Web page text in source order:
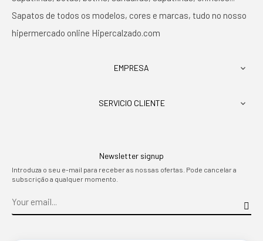
Sapatos de todos os modelos, cores e marcas, tudo no nosso
hipermercado online Hipercalzado.com
EMPRESA 
SERVICIO CLIENTE 
Newsletter signup
Introduza o seu e-mail para receber as nossas ofertas. Pode cancelar a
subscrição a qualquer momento.